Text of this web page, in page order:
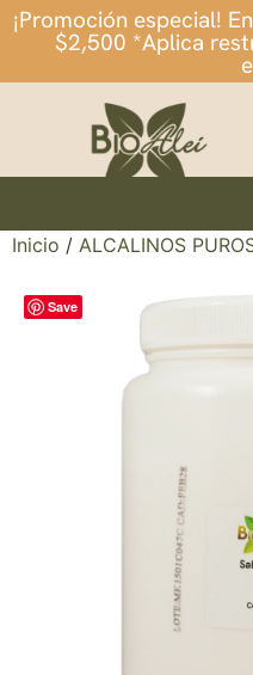
¡Promoción especial!
$2,500 *Aplica
Inicio / ALCALINOS
Save